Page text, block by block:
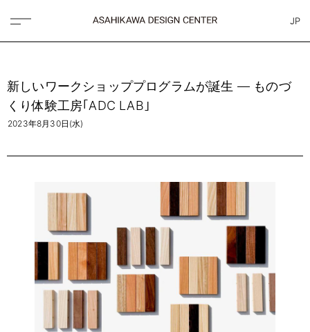
JP
新しいワークショッププログラムが誕生 — ものづ
くり体験工房｢ADC LAB｣
2023年8月30日(水)